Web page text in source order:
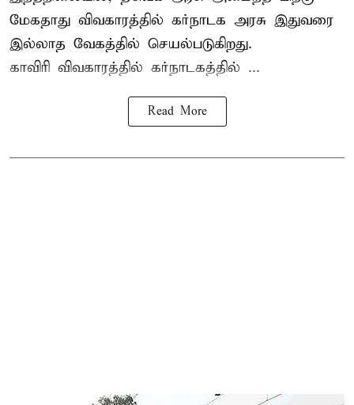
மேகதாது விவகாரத்தில் கர்நாடக அரசு இதுவரை
இல்லாத வேகத்தில் செயல்படுகிறது.
காவிரி விவகாரத்தில் கர்நாடகத்தில் ...
Read More